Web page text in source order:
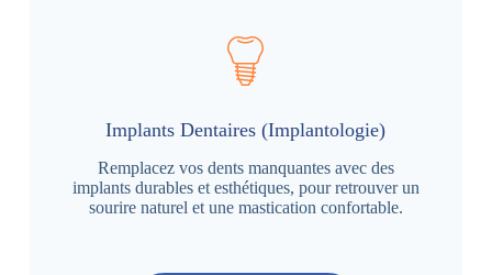
Implants Dentaires (Implantologie)
Remplacez vos dents manquantes avec des
implants durables et esthétiques, pour retrouver un
sourire naturel et une mastication confortable.